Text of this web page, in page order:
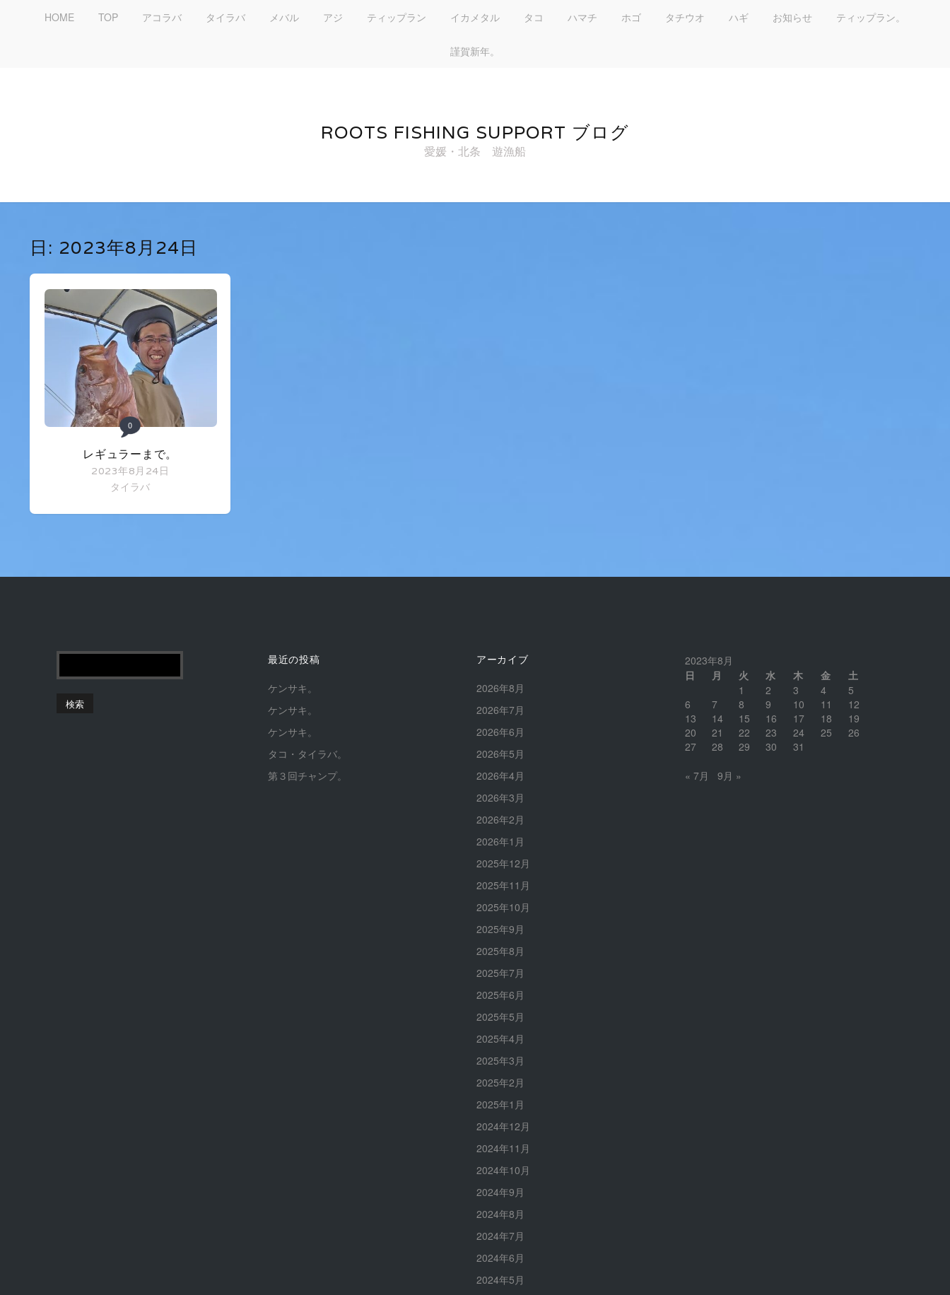
HOME TOP アコラバ タイラバ メバル アジ ティップラン イカメタル タコ ハマチ ホゴ タチウオ ハギ お知らせ ティップラン。
謹賀新年。
ROOTS FISHING SUPPORT ブログ
愛媛・北条 遊漁船
日: 2023年8月24日
0
レギュラーまで。
2023年8月24日
タイラバ
最近の投稿
ケンサキ。
ケンサキ。
ケンサキ。
タコ・タイラバ。
第３回チャンプ。
アーカイブ
2026年8月
2026年7月
2026年6月
2026年5月
2026年4月
2026年3月
2026年2月
2026年1月
2025年12月
2025年11月
2025年10月
2025年9月
2025年8月
2025年7月
2025年6月
2025年5月
2025年4月
2025年3月
2025年2月
2025年1月
2024年12月
2024年11月
2024年10月
2024年9月
2024年8月
2024年7月
2024年6月
2024年5月
2023年8月
日
月 火 水 木 金
土
1
2 3 4
5
6
7 8 9 10 11
12
13
14 15 16 17 18
19
20
21 22 23 24 25
26
27
28 29 30 31
« 7月 9月 »